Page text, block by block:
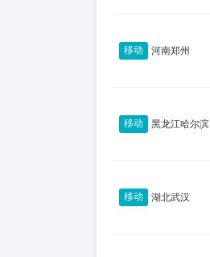
移动 河南郑州
移动 黑龙江哈尔滨
移动 湖北武汉